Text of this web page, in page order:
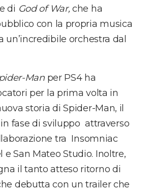
di God of War,che ha
con la propria musica
orchestra dal
Man per PS4 ha
per la prima volta in
storia di Spider-Man, il
fase di sviluppo attraverso
tra Insomniac
e San Mateo Studio. Inoltre,
il tanto atteso ritorno di
debutta con un trailer che